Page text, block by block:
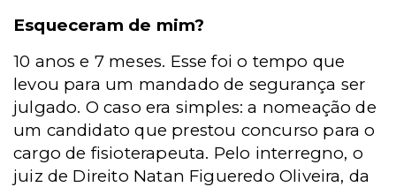
Esqueceram de mim?
10 anos e 7 meses. Esse foi o tempo que
levou para um mandado de segurança ser
julgado. O caso era simples: a nomeação de
um candidato que prestou concurso para o
cargo de fisioterapeuta. Pelo interregno, o
juiz de Direito Natan Figueredo Oliveira, da